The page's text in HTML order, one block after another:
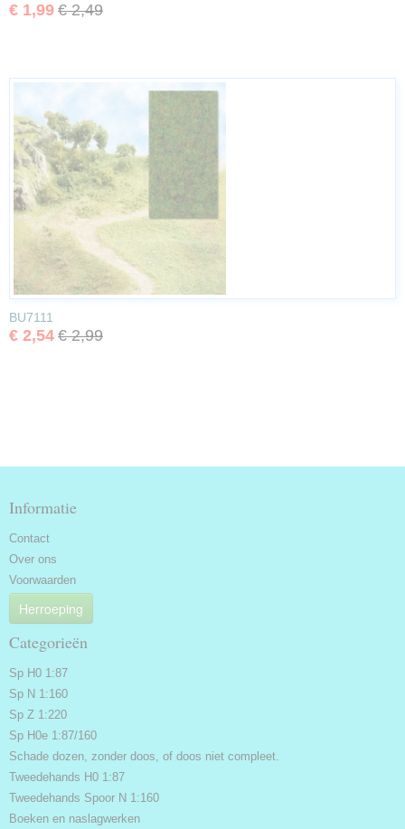
€ 1,99 € 2,49
BU7111
€ 2,54 € 2,99
Informatie
Contact
Over ons
Voorwaarden
Herroeping
Categorieën
Sp H0 1:87
Sp N 1:160
Sp Z 1:220
Sp H0e 1:87/160
Schade dozen, zonder doos, of doos niet compleet.
Tweedehands H0 1:87
Tweedehands Spoor N 1:160
Boeken en naslagwerken